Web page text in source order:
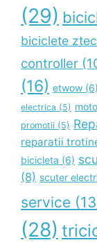
(29)
biciclete
controller
(16) etwow (6)
electrica (5)
promotii (5)
reparatii
bicicleta (6)
(8) scuter
service
(28)